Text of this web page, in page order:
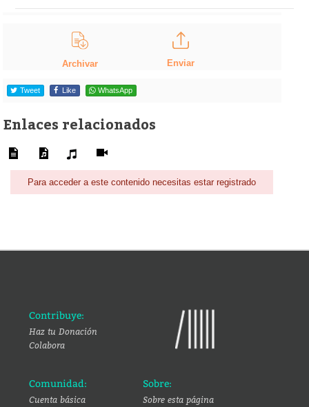
Archivar Enviar
Tweet Like WhatsApp
Enlaces relacionados
Para acceder a este contenido necesitas estar registrado
Contribuye:
Haz tu Donación
Colabora
Comunidad:
Cuenta básica
Sobre:
Sobre esta página